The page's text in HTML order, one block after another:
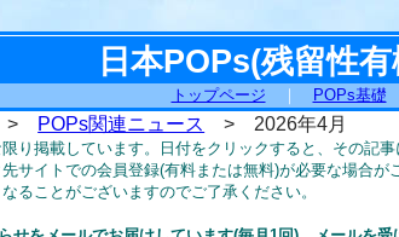
日本POPs(残留性
トップページ POPs基礎
POPs関連ニュース > 2026年4月
り掲載しています。日付をクリックすると、その記事
サイトでの会員登録(有料または無料)が必要な場合が
ることがございますのでご了承ください。